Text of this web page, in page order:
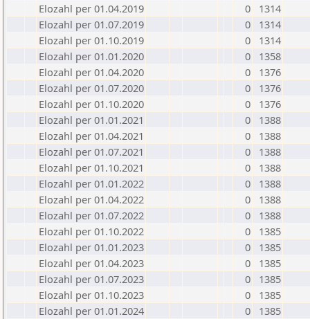
Elozahl per 01.04.2019
0
1314
Elozahl per 01.07.2019
0
1314
Elozahl per 01.10.2019
0
1314
Elozahl per 01.01.2020
0
1358
Elozahl per 01.04.2020
0
1376
Elozahl per 01.07.2020
0
1376
Elozahl per 01.10.2020
0
1376
Elozahl per 01.01.2021
0
1388
Elozahl per 01.04.2021
0
1388
Elozahl per 01.07.2021
0
1388
Elozahl per 01.10.2021
0
1388
Elozahl per 01.01.2022
0
1388
Elozahl per 01.04.2022
0
1388
Elozahl per 01.07.2022
0
1388
Elozahl per 01.10.2022
0
1385
Elozahl per 01.01.2023
0
1385
Elozahl per 01.04.2023
0
1385
Elozahl per 01.07.2023
0
1385
Elozahl per 01.10.2023
0
1385
Elozahl per 01.01.2024
0
1385